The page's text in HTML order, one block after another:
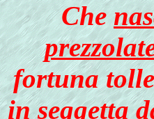
Che
fortuna
inseggetta